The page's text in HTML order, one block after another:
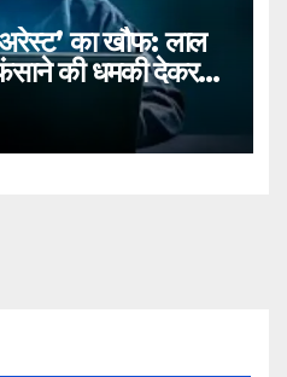
का खौफ: लाल
की धमकी देकर